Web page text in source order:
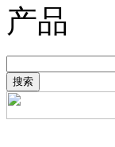
产品
搜索